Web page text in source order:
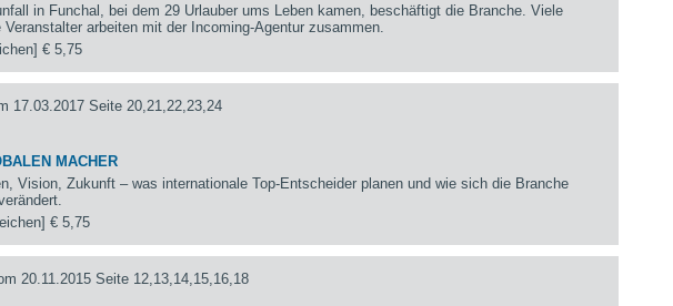
in Funchal, bei dem 29 Urlauber ums Leben kamen, beschäftigt die Branche. Viele
Veranstalter arbeiten mit der Incoming-Agentur zusammen.
€ 5,75
17.03.2017 Seite 20,21,22,23,24
MACHER
Vision, Zukunft – was internationale Top-Entscheider planen und wie sich die Branche
€ 5,75
20.11.2015 Seite 12,13,14,15,16,18